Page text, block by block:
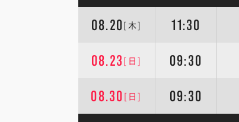
08.20[木] 11:30
08.23 [日] 09:30
08.30 [日] 09:30